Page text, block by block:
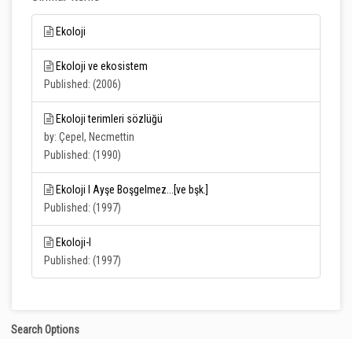
Ekoloji
Ekoloji ve ekosistem
Published: (2006)
Ekoloji terimleri sözlüğü
by: Çepel, Necmettin
Published: (1990)
Ekoloji I Ayşe Boşgelmez...[ve bşk.]
Published: (1997)
Ekoloji-I
Published: (1997)
Search Options